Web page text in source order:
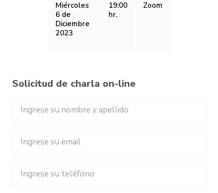
Miércoles
6 de
Diciembre
2023
19:00
hr.
Zoom
Solicitud de charla on-line